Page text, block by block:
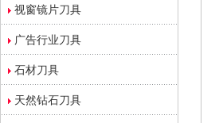
视窗镜片刀具
广告行业刀具
石材刀具
天然钻石刀具